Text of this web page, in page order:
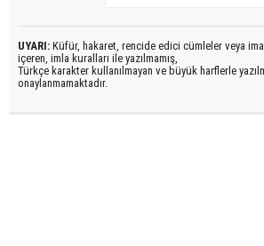
UYARI: Küfür, hakaret, rencide edici cümleler veya
içeren, imla kuralları ile yazılmamış,
Türkçe karakter kullanılmayan ve büyük harflerle
onaylanmamaktadır.